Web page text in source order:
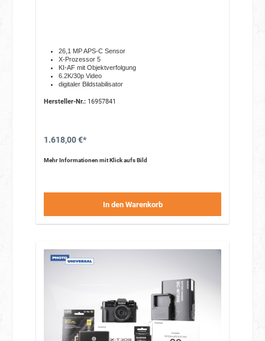
26,1 MP APS-C Sensor
X-Prozessor 5
KI-AF mit Objektverfolgung
6.2K/30p Video
digitaler Bildstabilisator
Hersteller-Nr.:16957841
1.618,00 €*
Mehr Informationen mit Klick aufs Bild
In den Warenkorb